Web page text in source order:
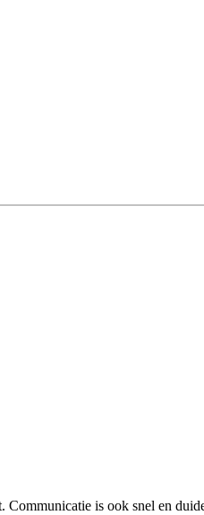
is ook snel en